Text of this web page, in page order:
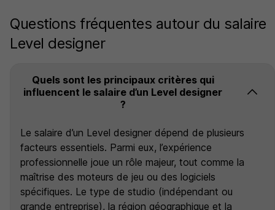
Questions fréquentes autour du salaire
Level designer
Quels sont les principaux critères qui
influencent le salaire d’un Level designer
?
Le salaire d’un Level designer dépend de plusieurs
facteurs essentiels. Parmi eux, l’expérience
professionnelle joue un rôle majeur, tout comme la
maîtrise des moteurs de jeu ou des logiciels
spécifiques. Le type de studio (indépendant ou
grande entreprise), la région géographique et la